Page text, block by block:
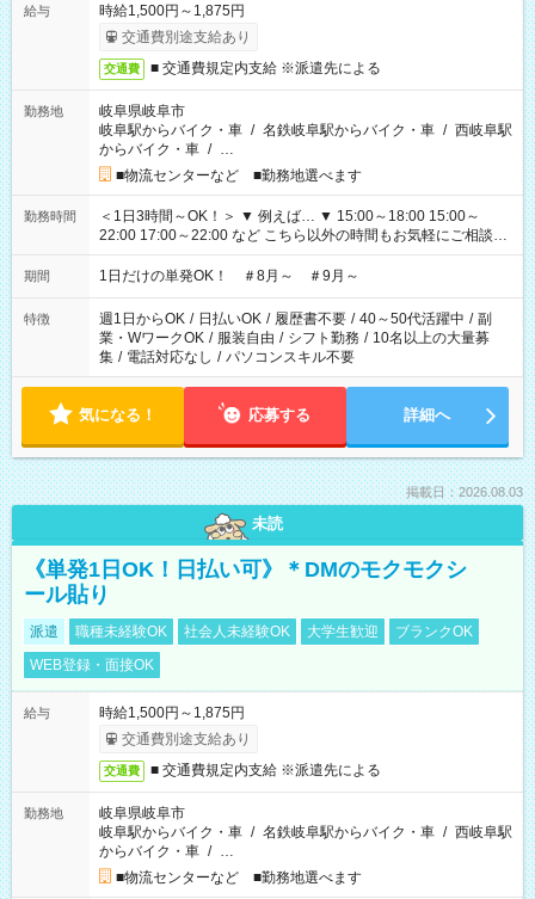
給与
時給1,500円～1,875円
交通費別途支給あり
交通費 ■ 交通費規定内支給 ※派遣先による
勤務地
岐阜県岐阜市
岐阜駅からバイク・車 / 名鉄岐阜駅からバイク・車 / 西岐阜駅
からバイク・車 / …
■物流センターなど ■勤務地選べます
勤務時間
＜1日3時間～OK！＞ ▼ 例えば… ▼ 15:00～18:00 15:00～
22:00 17:00～22:00 など こちら以外の時間もお気軽にご相談く
ださい！
期間 1日だけの単発OK！ ＃8月～ ＃9月～
特徴 週1日からOK / 日払いOK / 履歴書不要 / 40～50代活躍中 / 副
業・WワークOK / 服装自由 / シフト勤務 / 10名以上の大量募
集 / 電話対応なし / パソコンスキル不要
気になる！ 応募する 詳細へ
掲載日：2026.08.03
未読
《単発1日OK！日払い可》＊DMのモクモクシ
ール貼り
派遣 職種未経験OK 社会人未経験OK 大学生歓迎
ブランクOK
WEB登録・面接OK
給与
時給1,500円～1,875円
交通費別途支給あり
交通費 ■ 交通費規定内支給 ※派遣先による
勤務地
岐阜県岐阜市
岐阜駅からバイク・車 / 名鉄岐阜駅からバイク・車 / 西岐阜駅
からバイク・車 / …
■物流センターなど ■勤務地選べます